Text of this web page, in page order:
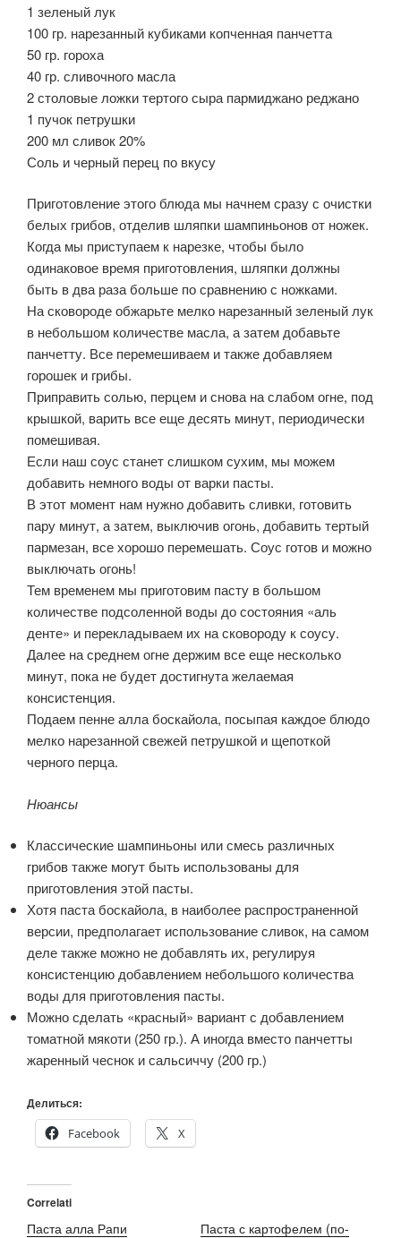
1 зеленый лук
100 гр. нарезанный кубиками копченная панчетта
50 гр. гороха
40 гр. сливочного масла
2 столовые ложки тертого сыра пармиджано реджано
1 пучок петрушки
200 мл сливок 20%
Соль и черный перец по вкусу
Приготовление этого блюда мы начнем сразу с очистки
белых грибов, отделив шляпки шампиньонов от ножек.
Когда мы приступаем к нарезке, чтобы было
одинаковое время приготовления, шляпки должны
быть в два раза больше по сравнению с ножками.
На сковороде обжарьте мелко нарезанный зеленый лук
в небольшом количестве масла, а затем добавьте
панчетту. Все перемешиваем и также добавляем
горошек и грибы.
Приправить солью, перцем и снова на слабом огне, под
крышкой, варить все еще десять минут, периодически
помешивая.
Если наш соус станет слишком сухим, мы можем
добавить немного воды от варки пасты.
В этот момент нам нужно добавить сливки, готовить
пару минут, а затем, выключив огонь, добавить тертый
пармезан, все хорошо перемешать. Соус готов и можно
выключать огонь!
Тем временем мы приготовим пасту в большом
количестве подсоленной воды до состояния «аль
денте» и перекладываем их на сковороду к соусу.
Далее на среднем огне держим все еще несколько
минут, пока не будет достигнута желаемая
консистенция.
Подаем пенне алла боскайола, посыпая каждое блюдо
мелко нарезанной свежей петрушкой и щепоткой
черного перца.
Нюансы
Классические шампиньоны или смесь различных
грибов также могут быть использованы для
приготовления этой пасты.
Хотя паста боскайола, в наиболее распространенной
версии, предполагает использование сливок, на самом
деле также можно не добавлять их, регулируя
консистенцию добавлением небольшого количества
воды для приготовления пасты.
Можно сделать «красный» вариант с добавлением
томатной мякоти (250 гр.). А иногда вместо панчетты
жаренный чеснок и сальсиччу (200 гр.)
Делиться:
Facebook
X
Correlati
Паста алла Рапи
Паста с картофелем (по-